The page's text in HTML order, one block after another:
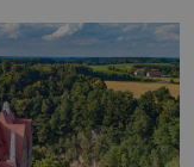
královny Marie.
klenot britský
když si […]